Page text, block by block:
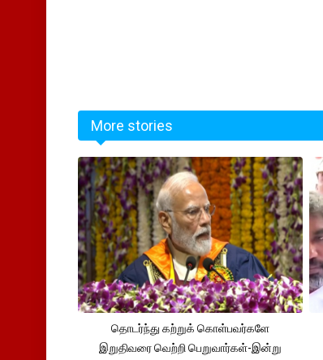
More stories
தொடர்ந்து கற்றுக் கொள்பவர்களே
இறுதிவரை வெற்றி பெறுவார்கள்-இன்று